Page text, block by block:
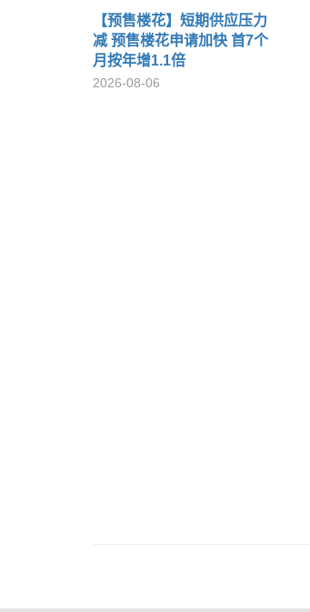
【预售楼花】短期供应压力
减 预售楼花申请加快 首7个
月按年增1.1倍
2026-08-06